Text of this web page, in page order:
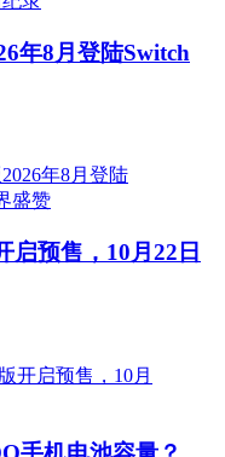
年8月登陆Switch
启预售，10月22日